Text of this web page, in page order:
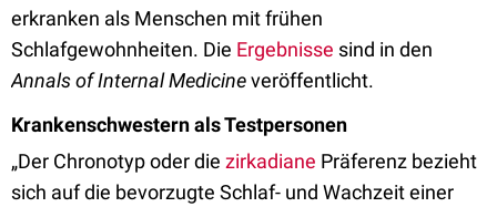
erkranken als Menschen mit frühen
Schlafgewohnheiten. Die Ergebnisse sind in den
Annals of Internal Medicineveröffentlicht.
Krankenschwestern als Testpersonen
„Der Chronotyp oder die zirkadiane Präferenz bezieht
sich auf die bevorzugte Schlaf- und Wachzeit einer